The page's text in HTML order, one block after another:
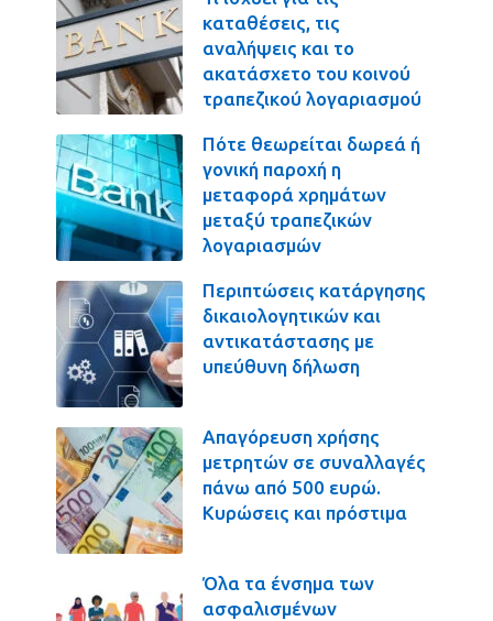
καταθέσεις, τις
αναλήψεις και το
ακατάσχετο του κοινού
τραπεζικού λογαριασμού
Πότε θεωρείται δωρεά ή
γονική παροχή η
μεταφορά χρημάτων
μεταξύ τραπεζικών
λογαριασμών
Περιπτώσεις κατάργησης
δικαιολογητικών και
αντικατάστασης με
υπεύθυνη δήλωση
Απαγόρευση χρήσης
μετρητών σε συναλλαγές
πάνω από 500 ευρώ.
Κυρώσεις και πρόστιμα
Όλα τα ένσημα των
ασφαλισμένων